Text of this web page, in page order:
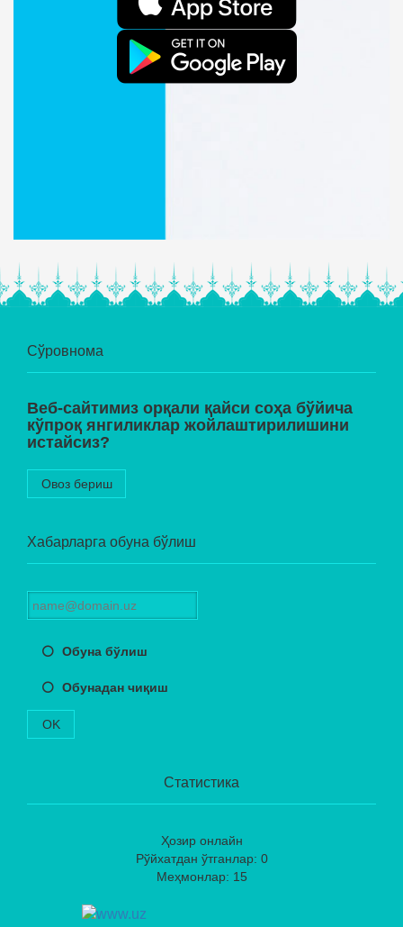
Сўровнома
Веб-сайтимиз орқали қайси соҳа бўйича
кўпроқ янгиликлар жойлаштирилишини
истайсиз?
Овоз бериш
Хабарларга обуна бўлиш
Обуна бўлиш
Обунадан чиқиш
OK
Статистика
Ҳозир онлайн
Рўйхатдан ўтганлар: 0
Меҳмонлар: 15